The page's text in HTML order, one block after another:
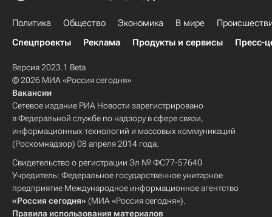
Политика Общество Экономика В мире
Спецпроекты
Реклама Продукты и сервисы Пресс-
Версия 2023.1 Beta
© 2026 МИА «Россия сегодня»
Вакансии
Сетевое издание РИА Новости зарегистрировано
в Федеральной службе по надзору в сфере связи,
информационных технологий и массовых коммуникаций
(Роскомнадзор) 08 апреля 2014 года.
Свидетельство о регистрации Эл № ФС77-57640
Учредитель: Федеральное государственное унитарное
предприятие Международное информационное агентство
«Россия сегодня» (МИА «Россия сегодня»).
Правила использования материалов